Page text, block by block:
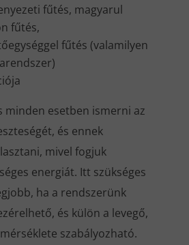
fűtés, magyarul
fűtés,
fűtés (valamilyen
minden esetben ismerni az
és ennek
mivel fogjuk
energiát. Itt szükséges
ha a rendszerünk
és külön a levegő,
szabályozható.